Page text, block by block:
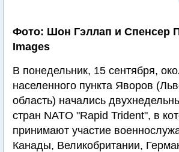
Фото: Шон Гэллап и Спенсер
Images
В понедельник, 15 сентября,
населенного пункта Яворов
область) начались
стран NATO "Rapid Trident", в
принимают участие
Канады, Великобритании,